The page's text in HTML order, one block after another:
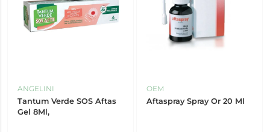
ANGELINI
Tantum Verde SOS Aftas
Gel 8Ml,
OEM
Aftaspray Spray Or 20 Ml